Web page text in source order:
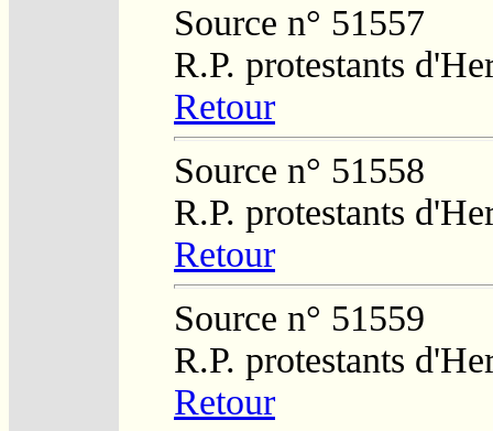
Source n° 51557
R.P. protestants
Retour
Source n° 51558
R.P. protestants
Retour
Source n° 51559
R.P. protestants
Retour